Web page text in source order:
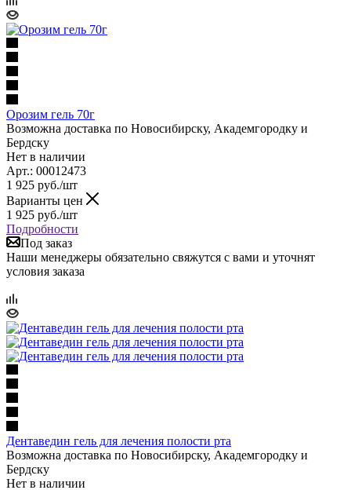
Орозим гель 70г
Возможна доставка по Новосибирску, Академгородку и
Бердску
Нет в наличии
Арт.: 00012473
1 925 руб./шт
Варианты цен
1 925 руб./шт
Подробности
Под заказ
Наши менеджеры обязательно свяжутся с вами и уточнят
условия заказа
Дентаведин гель для лечения полости рта
Возможна доставка по Новосибирску, Академгородку и
Бердску
Нет в наличии